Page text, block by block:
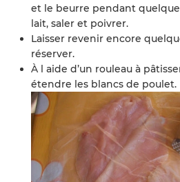
et le beurre pendant
lait, saler et poivrer.
Laisser revenir encore
réserver.
À l aide d’un rouleau à
étendre les blancs de poulet.